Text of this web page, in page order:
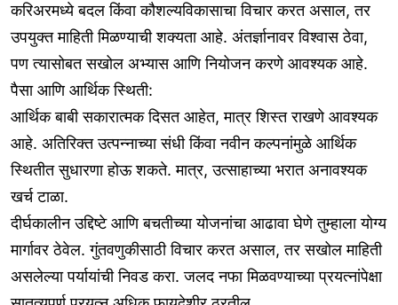
करिअरमध्ये बदल किंवा कौशल्यविकासाचा विचार करत असाल, तर
उपयुक्त माहिती मिळण्याची शक्यता आहे. अंतर्ज्ञानावर विश्वास ठेवा,
पण त्यासोबत सखोल अभ्यास आणि नियोजन करणे आवश्यक आहे.
पैसा आणि आर्थिक स्थिती:
आर्थिक बाबी सकारात्मक दिसत आहेत, मात्र शिस्त राखणे आवश्यक
आहे. अतिरिक्त उत्पन्नाच्या संधी किंवा नवीन कल्पनांमुळे आर्थिक
स्थितीत सुधारणा होऊ शकते. मात्र, उत्साहाच्या भरात अनावश्यक
खर्च टाळा.
दीर्घकालीन उद्दिष्टे आणि बचतीच्या योजनांचा आढावा घेणे तुम्हाला योग्य
मार्गावर ठेवेल. गुंतवणुकीसाठी विचार करत असाल, तर सखोल माहिती
असलेल्या पर्यायांची निवड करा. जलद नफा मिळवण्याच्या प्रयत्नांपेक्षा